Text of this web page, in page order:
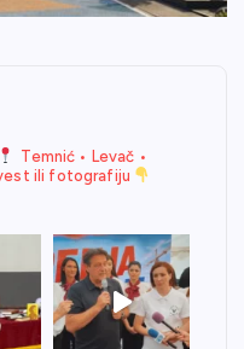
Temnić • Levač •
ili fotografiju